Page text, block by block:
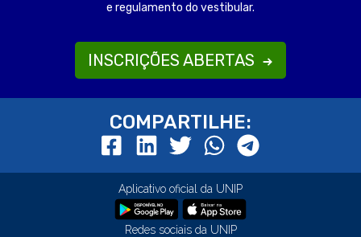
e regulamento do vestibular.
INSCRIÇÕES ABERTAS
COMPARTILHE:
Aplicativo oficial da UNIP
Redes sociais da UNIP